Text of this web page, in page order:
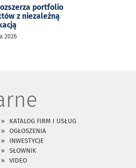
portfolio
z niezależną
2026
KATALOG FIRM I USŁUG
OGŁOSZENIA
INWESTYCJE
SŁOWNIK
VIDEO